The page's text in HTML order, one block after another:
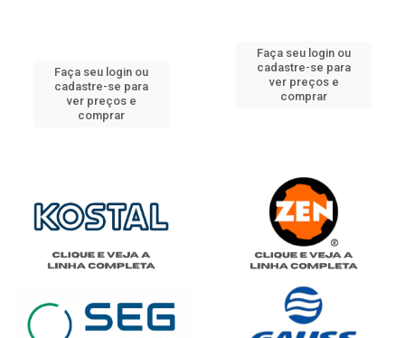
Faça seu login ou
cadastre-se para
ver preços e
comprar
Faça seu login ou
cadastre-se para
ver preços e
comprar